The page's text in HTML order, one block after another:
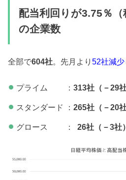
配当利回りが3.75％
の企業数
全部で604社。先月より52社減少
プライム ： 313社（－29社
スタンダード ： 265社（－20社
グロース ： 26社（－3社）